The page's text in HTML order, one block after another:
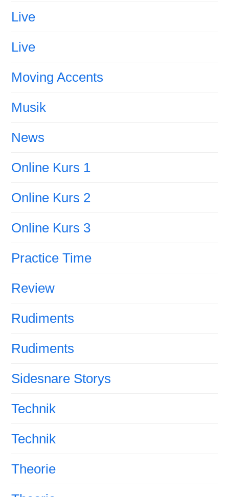
Live
Live
Moving Accents
Musik
News
Online Kurs 1
Online Kurs 2
Online Kurs 3
Practice Time
Review
Rudiments
Rudiments
Sidesnare Storys
Technik
Technik
Theorie